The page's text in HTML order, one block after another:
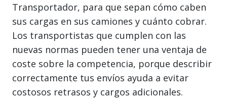
Transportador, para que sepan cómo caben
sus cargas en sus camiones y cuánto cobrar.
Los transportistas que cumplen con las
nuevas normas pueden tener una ventaja de
coste sobre la competencia, porque describir
correctamente tus envíos ayuda a evitar
costosos retrasos y cargos adicionales.